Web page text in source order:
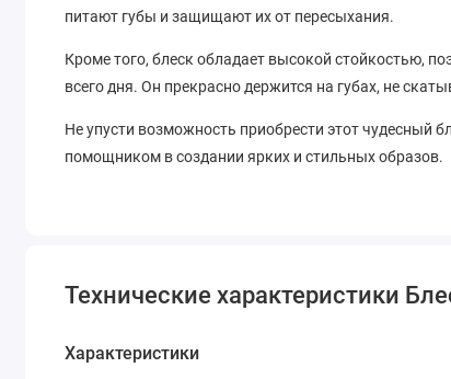
питают губы и защищают их от пересыхания.
Кроме того, блеск обладает высокой стойкостью,
всего дня. Он прекрасно держится на губах, не
Не упусти возможность приобрести этот чудесный
помощником в создании ярких и стильных образов.
Технические характеристики
Характеристики